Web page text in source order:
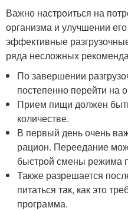
Важно настроиться на
организма и улучшении
эффективные
ряда несложных
По завершении
постепенно перейти на
Прием пищи должен
количестве.
В первый день очень
рацион. Переедание
быстрой смены режима
Также разрешается
питаться так, как это
программа.